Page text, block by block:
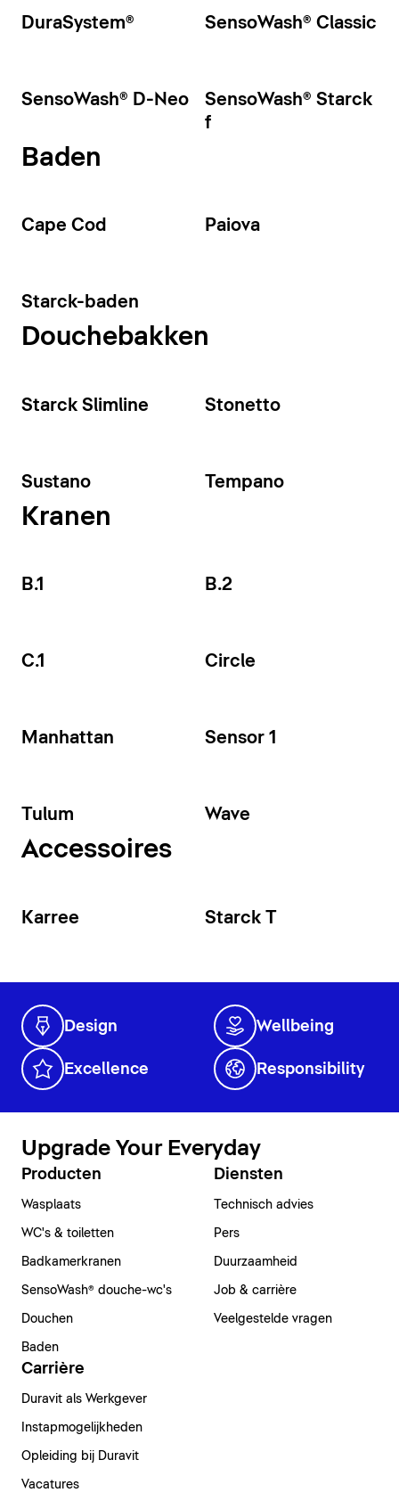
DuraSystem® SensoWash® Classic
SensoWash® D-Neo
SensoWash® Starck
f
Baden
Cape Cod Paiova
Starck-baden
Douchebakken
Starck Slimline Stonetto
Sustano Tempano
Kranen
B.1 B.2
C.1 Circle
Manhattan Sensor 1
Tulum Wave
Accessoires
Karree Starck T
Design Wellbeing
Excellence Responsibility
Upgrade Your Everyday
Producten
Wasplaats
WC's & toiletten
Badkamerkranen
SensoWash® douche-wc's
Douchen
Baden
Diensten
Technisch advies
Pers
Duurzaamheid
Job & carrière
Veelgestelde vragen
Carrière
Duravit als Werkgever
Instapmogelijkheden
Opleiding bij Duravit
Vacatures